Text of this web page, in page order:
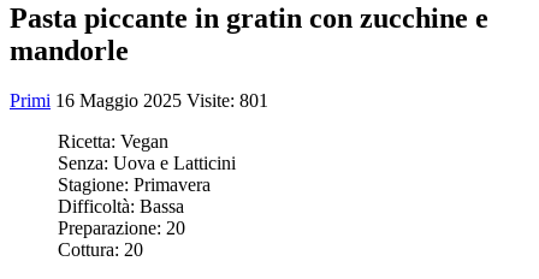
Pasta piccante in gratin con zucchine e
mandorle
Primi 16 Maggio 2025 Visite: 801
Ricetta: Vegan
Senza: Uova e Latticini
Stagione: Primavera
Difficoltà: Bassa
Preparazione: 20
Cottura: 20